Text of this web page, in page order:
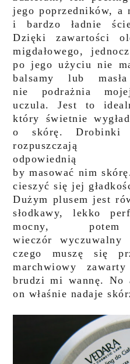
jego poprzedników, a
i bardzo ładnie
Dzięki zawartości
migdałowego,
po jego użyciu nie
balsamy lub
nie podrażnia
uczula. Jest to
który świetnie
o skórę.
by masować nim
cieszyć się jej
Dużym plusem jest
słodkawy, lekko
mocny,
wieczór wyczuwalny
czego muszę się
marchwiowy
brudzi mi wannę.
on właśnie nadaje